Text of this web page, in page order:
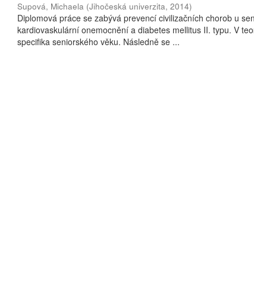
Supová, Michaela (Jihočeská univerzita,2014)
Diplomová práce se zabývá prevencí civilizačních chorob u
kardiovaskulární onemocnění a diabetes mellitus II. typu. V
specifika seniorského věku. Následně se ...